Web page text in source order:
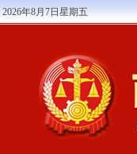
2026年8月7日星期五